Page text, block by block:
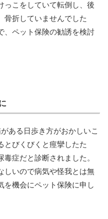
っこをしていて転倒し、後
骨折していませんでした
、ペット保険の勧誘を検討
ある日歩き方がおかしいこ
とびくびくと痙攣したた
症だと診断されました。
しいので病気や怪我とは無
を機会にペット保険に申し